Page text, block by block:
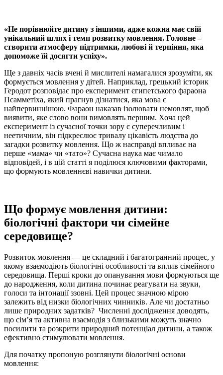
«Не порівнюйте дитину з іншими, адже кожна має свій
унікальний шлях і темп розвитку мовлення. Головне –
створити атмосферу підтримки, любові й терпіння, яка
допоможе їй досягти успіху».
Ще з давніх часів вчені й мислителі намагалися зрозуміти, як
формується мовлення у дітей. Наприклад, грецький історик
Геродот розповідає про експеримент єгипетського фараона
Псамметіха, який прагнув дізнатися, яка мова є
найпервиннішою. Фараон наказав ізолювати немовлят, щоб
виявити, яке слово вони вимовлять першим. Хоча цей
експеримент із сучасної точки зору є суперечливим і
неетичним, він підкреслює тривалу цікавість людства до
загадки розвитку мовлення. Що ж насправді впливає на
перше «мама» чи «тато»? Сучасна наука має чимало
відповідей, і в цій статті я поділюся ключовими факторами,
що формують мовленнєві навички дитини.
Що формує мовлення дитини:
біологічні фактори чи сімейне
середовище?
Розвиток мовлення — це складний і багатогранний процес, у
якому взаємодіють біологічні особливості та вплив сімейного
середовища. Перші кроки до опанування мови формуються ще
до народження, коли дитина починає реагувати на звуки,
голоси та інтонації ззовні. Цей процес значною мірою
залежить від низки біологічних чинників. Але чи достатньо
лише природних задатків? Численні дослідження доводять,
що сім’я та активна взаємодія з близькими можуть значно
посилити та розкрити природний потенціал дитини, а також
ефективно стимулювати мовлення.
Для початку пропоную розглянути біологічні основи
мовлення: